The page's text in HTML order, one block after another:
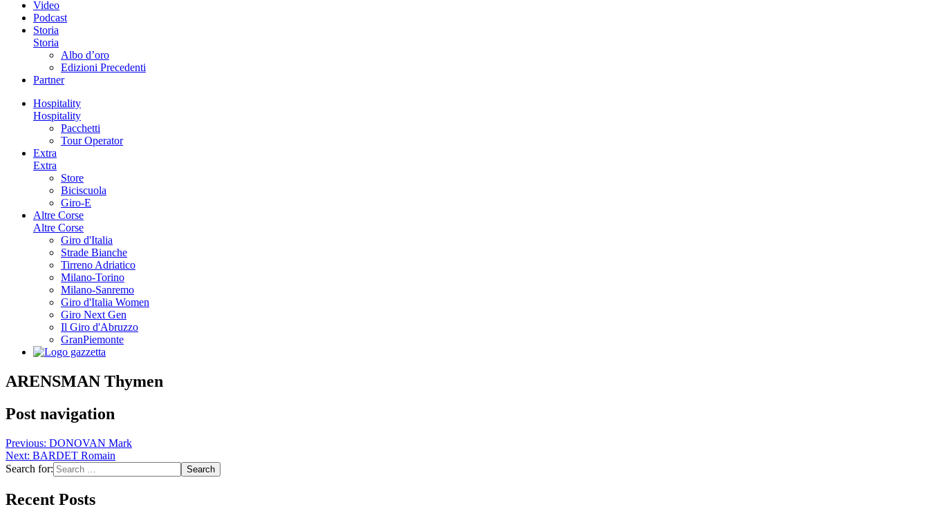
Video
Podcast
Storia
Storia
Albo d’oro
Edizioni Precedenti
Partner
Hospitality
Hospitality
Pacchetti
Tour Operator
Extra
Extra
Store
Biciscuola
Giro-E
Altre Corse
Altre Corse
Giro d'Italia
Strade Bianche
Tirreno Adriatico
Milano-Torino
Milano-Sanremo
Giro d'Italia Women
Giro Next Gen
Il Giro d'Abruzzo
GranPiemonte
ARENSMAN Thymen
Post navigation
Previous: DONOVAN Mark
Next: BARDET Romain
Search for:
Recent Posts